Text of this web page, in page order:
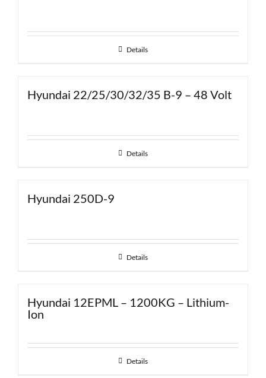
Details
Hyundai 22/25/30/32/35 B-9 – 48 Volt
Details
Hyundai 250D-9
Details
Hyundai 12EPML – 1200KG – Lithium-
Ion
Details